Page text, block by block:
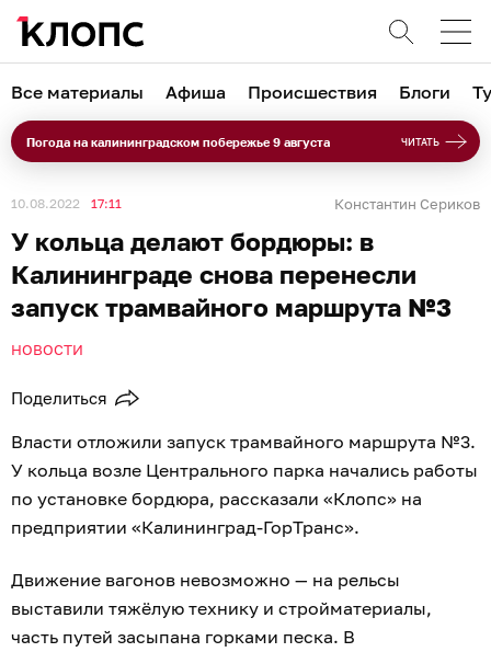
Все материалы Афиша Происшествия Блоги
Погода на калининградском побережье 9 августа ЧИТАТЬ
10.08.2022 17:11 Константин Сериков
У кольца делают бордюры: в
Калининграде снова перенесли
запуск трамвайного маршрута №3
НОВОСТИ
Поделиться
Власти отложили запуск трамвайного маршрута №3.
У кольца возле Центрального парка начались работы
по установке бордюра, рассказали «Клопс» на
предприятии «Калининград-ГорТранс».
Движение вагонов невозможно — на рельсы
выставили тяжёлую технику и стройматериалы,
часть путей засыпана горками песка. В